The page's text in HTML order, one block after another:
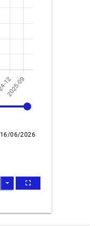
2026-03
16/06/2026
arrow_drop_down fullscreen